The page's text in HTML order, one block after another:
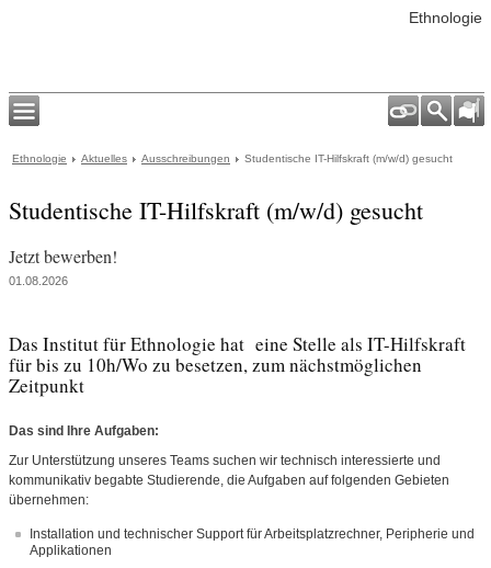
Ethnologie
Ethnologie Aktuelles Ausschreibungen Studentische IT-Hilfskraft (m/w/d) gesucht
Studentische IT-Hilfskraft (m/w/d) gesucht
Jetzt bewerben!
01.08.2026
Das Institut für Ethnologie hat eine Stelle als IT-Hilfskraft
für bis zu 10h/Wo zu besetzen, zum nächstmöglichen
Zeitpunkt
Das sind Ihre Aufgaben:
Zur Unterstützung unseres Teams suchen wir technisch interessierte und
kommunikativ begabte Studierende, die Aufgaben auf folgenden Gebieten
übernehmen:
Installation und technischer Support für Arbeitsplatzrechner, Peripherie und
Applikationen